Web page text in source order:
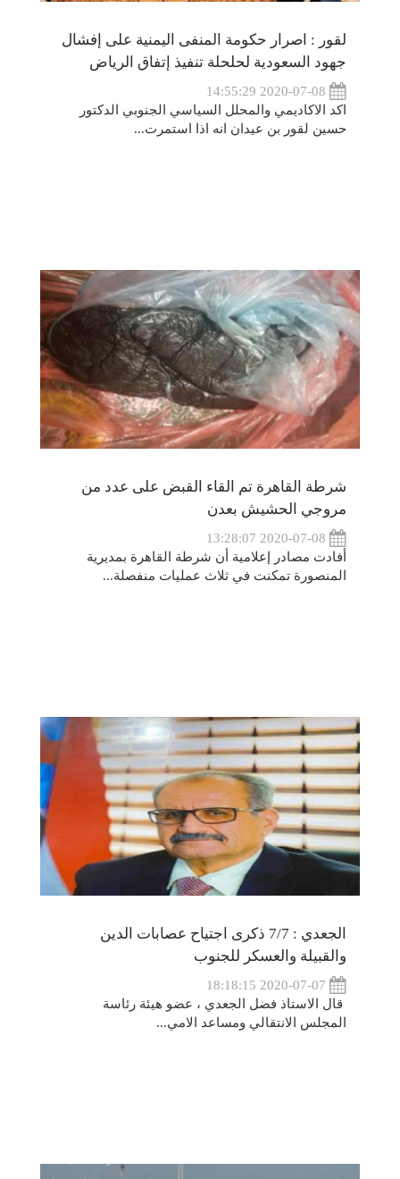
لقور : اصرار حكومة المنفى اليمنية على إفشال
جهود السعودية لحلحلة تنفيذ إتفاق الرياض
اكد الاكاديمي والمحلل السياسي الجنوبي الدكتور
حسين لقور بن عيدان انه اذا استمرت...
شرطة القاهرة تم القاء القبض على عدد من
مروجي الحشيش بعدن
أفادت مصادر إعلامية أن شرطة القاهرة بمديرية
المنصورة تمكنت في ثلاث عمليات منفصلة...
الجعدي : 7/7 ذكرى اجتياح عصابات الدين
والقبيلة والعسكر للجنوب
قال الاستاذ فضل الجعدي ، عضو هيئة رئاسة
المجلس الانتقالي ومساعد الامي...